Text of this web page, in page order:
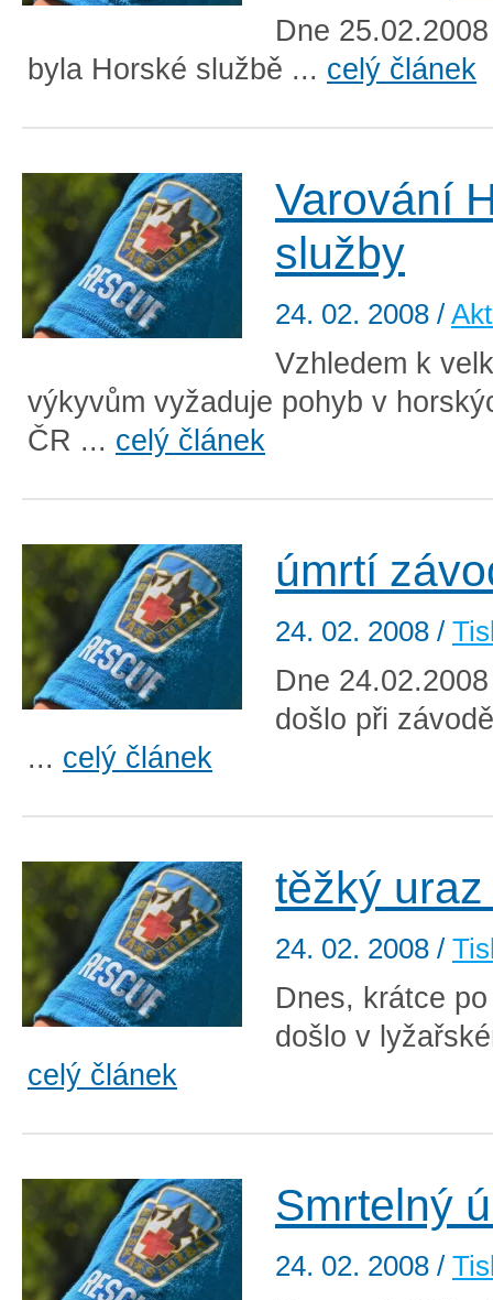
Dne
byla Horské službě ... celý článek
Varování
služby
24. 02. 2008 /
Vzhledem k
výkyvům vyžaduje pohyb v
ČR ... celý článek
úmrtí
24. 02. 2008 /
Dne
došlo při
... celý článek
těžký
24. 02. 2008 /
Dnes, krátce
došlo v
celý článek
Smrtelný
24. 02. 2008 /